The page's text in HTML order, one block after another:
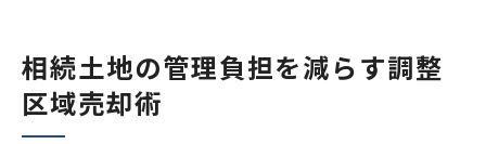
相続土地の管理負担を減らす調整
区域売却術